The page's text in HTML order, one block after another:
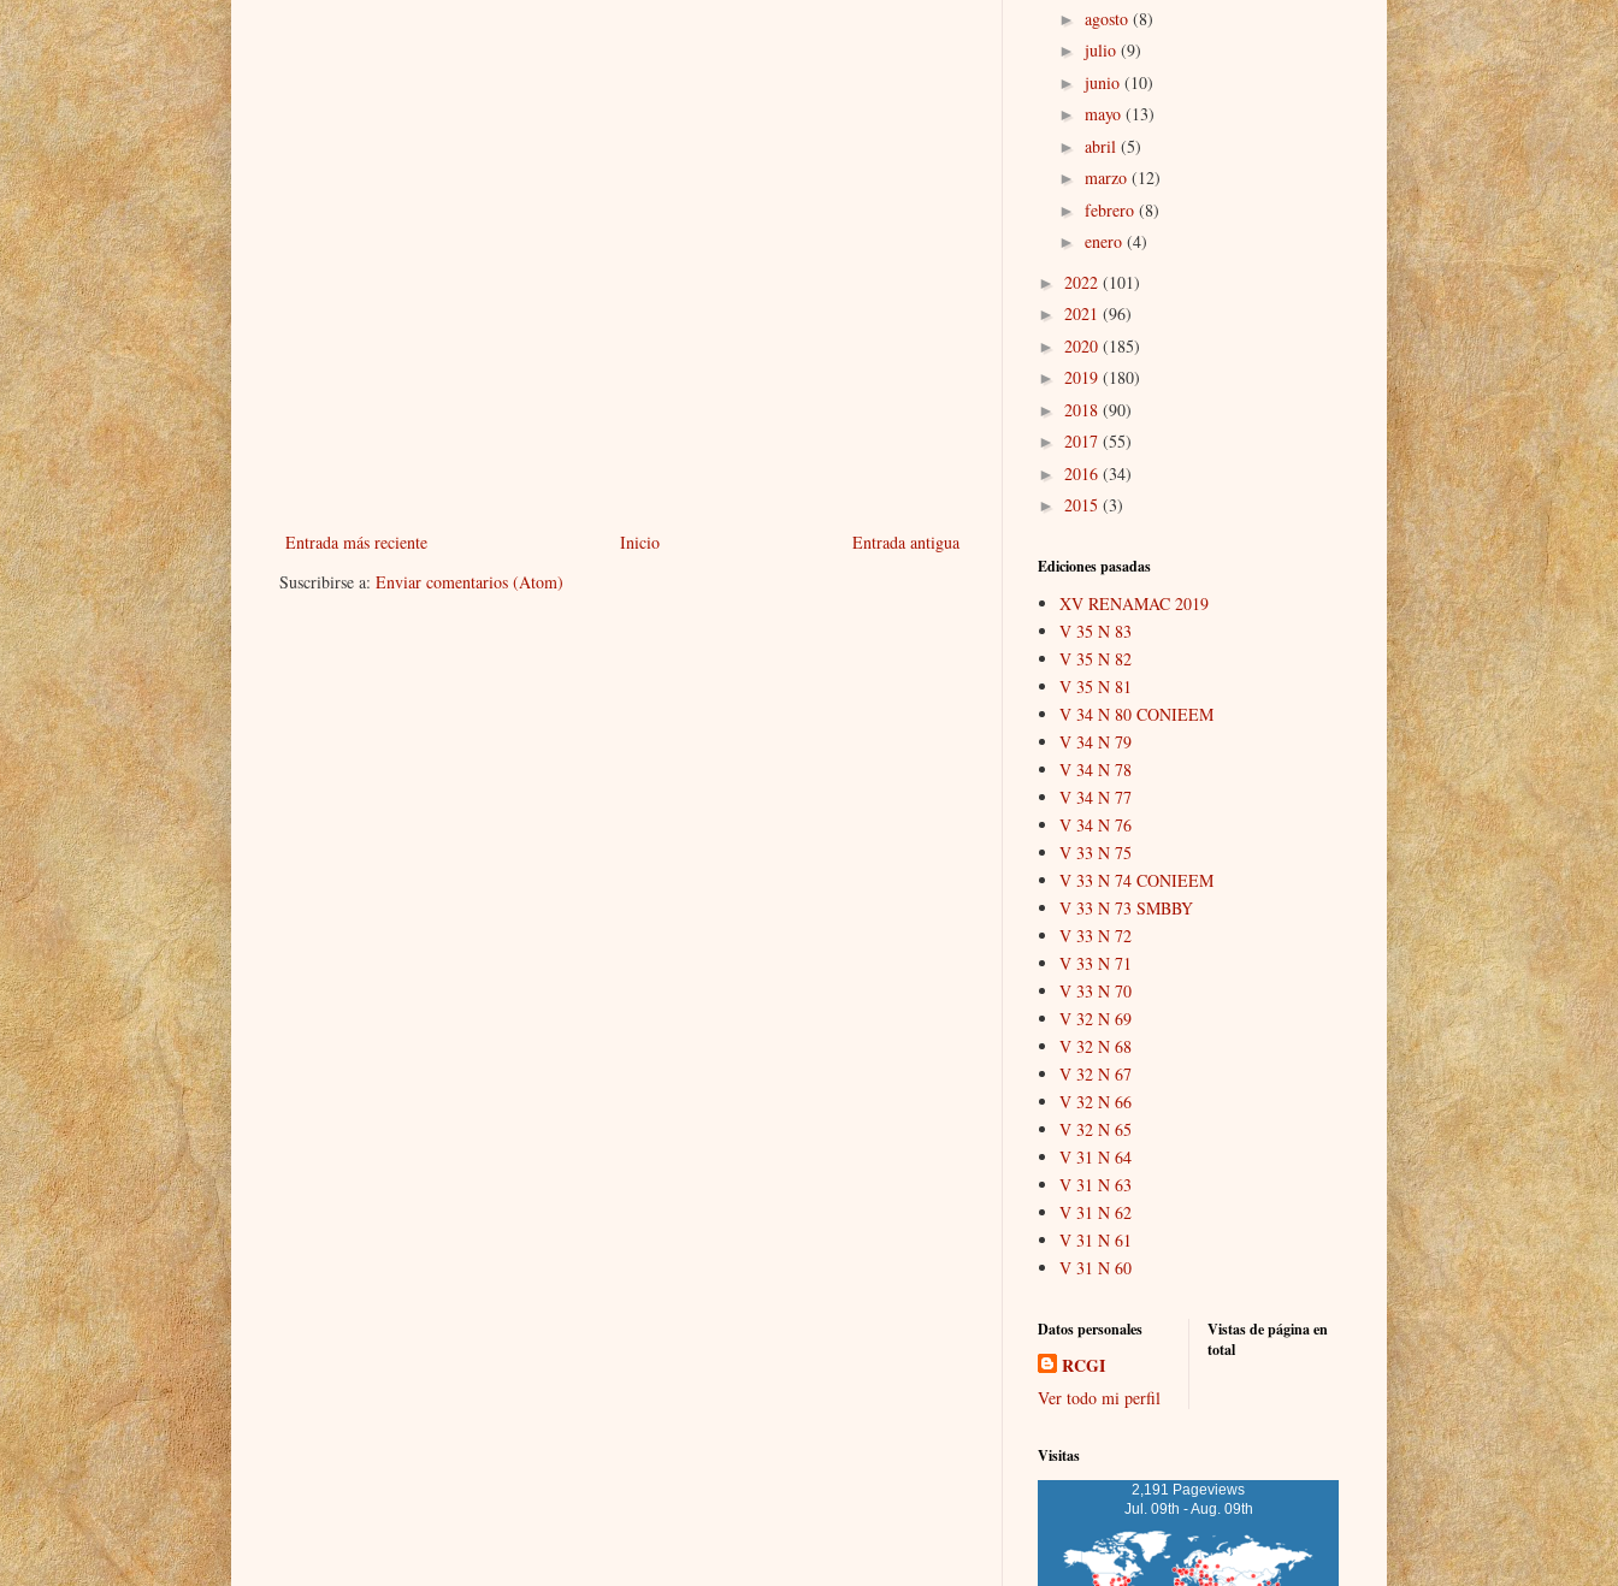
Entrada más reciente Entrada antigua
Inicio
Suscribirse a: Enviar comentarios (Atom)
► agosto (8)
► julio (9)
► junio (10)
► mayo (13)
► abril (5)
► marzo (12)
► febrero (8)
► enero (4)
► 2022 (101)
► 2021 (96)
► 2020 (185)
► 2019 (180)
► 2018 (90)
► 2017 (55)
► 2016 (34)
► 2015 (3)
Ediciones pasadas
XV RENAMAC 2019
V 35 N 83
V 35 N 82
V 35 N 81
V 34 N 80 CONIEEM
V 34 N 79
V 34 N 78
V 34 N 77
V 34 N 76
V 33 N 75
V 33 N 74 CONIEEM
V 33 N 73 SMBBY
V 33 N 72
V 33 N 71
V 33 N 70
V 32 N 69
V 32 N 68
V 32 N 67
V 32 N 66
V 32 N 65
V 31 N 64
V 31 N 63
V 31 N 62
V 31 N 61
V 31 N 60
Datos personales
RCGI
Ver todo mi perfil
Vistas de página en
total
Visitas
2,191 Pageviews
Jul. 09th - Aug. 09th